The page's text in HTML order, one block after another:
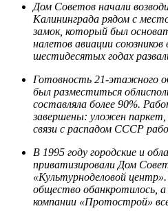
Дом Советов начали
Калининграда рядом с
замок, который был
налетов авиации союзников
шестидесятых годах
Готовность 21-этажного
был разместиться
составляла более 90%.
завершены: уложен
связи с распадом СССР
В 1995 году городские и
приватизировали Дом
«Культурноделовой
общество обанкротилось,
компании «Протострой»